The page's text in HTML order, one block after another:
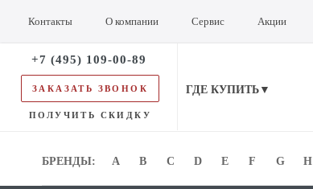
Контакты О компании Сервис Акции
+7 (495) 109-00-89
ЗАКАЗАТЬ ЗВОНОК
ПОЛУЧИТЬ СКИДКУ
ГДЕ КУПИТЬ▼
БРЕНДЫ: A B C D E F G H
БРЕНДЫ: